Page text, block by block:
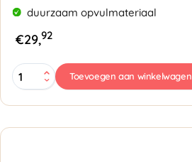
duurzaam opvulmateriaal
€29,92
ActivaPaper
Opvulpapier
70gr/m²
aantal
Toevoegen aan winkelwagen